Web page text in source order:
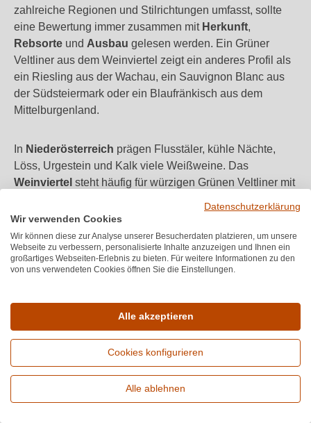
zahlreiche Regionen und Stilrichtungen umfasst, sollte
eine Bewertung immer zusammen mit Herkunft,
Rebsorte und Ausbau gelesen werden. Ein Grüner
Veltliner aus dem Weinviertel zeigt ein anderes Profil als
ein Riesling aus der Wachau, ein Sauvignon Blanc aus
der Südsteiermark oder ein Blaufränkisch aus dem
Mittelburgenland.
In Niederösterreich prägen Flusstäler, kühle Nächte,
Löss, Urgestein und Kalk viele Weißweine. Das
Weinviertel steht häufig für würzigen Grünen Veltliner mit
Kamptalund Traisental
hervor, die je nach Lage schlank, präzise, kraftvoll oder
lagerfähig wirken können.Wienergänzt die
österreichische Weinlandschaft mit dem Wiener
Rebsorten
Niederösterreich
Grüner
Veltliner,
Erweiterte Suche
Datenschutzerklärung
Wir verwenden Cookies
Wir können diese zur Analyse unserer Besucherdaten platzieren, um unsere
Webseite zu verbessern, personalisierte Inhalte anzuzeigen und Ihnen ein
großartiges Webseiten-Erlebnis zu bieten. Für weitere Informationen zu den
von uns verwendeten Cookies öffnen Sie die Einstellungen.
Alle akzeptieren
Cookies konfigurieren
Alle ablehnen